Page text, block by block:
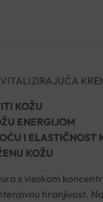
KOŽU
ENERGIJOM
I ELASTIČNOST
KOŽU
s visokom
hranjivost.